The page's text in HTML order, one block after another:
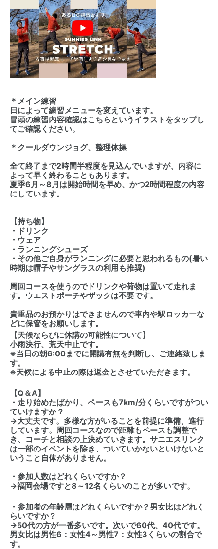
＊メイン練習
日によって練習メニューを変えています。
冒頭の練習内容確認はこちらというイラストをタップし
てご確認ください。
＊クールダウンジョグ、整理体操
全て終了まで2時間半程度を見込んでいますが、内容に
よって早く終わることもあります。
夏季6月～8月は開始時間を早め、かつ2時間程度の内容
にしています。
【持ち物】
・ドリンク
・ウェア
・ランニングシューズ
・その他ご自身がランニングに必要と思われるもの(暑い
時期は帽子やサングラスの利用も推奨)
周回コースを使うのでドリンクや荷物は置いて走れま
す。ウエストポーチやザックは不要です。
貴重品のお預かりはできませんので車内や駅ロッカーな
どに保管をお願いします。
【天候ならびに休講の可能性について】
小雨決行、荒天中止です。
※当日の朝6:00までに開講有無を判断し、ご連絡致しま
す。
※天候による中止の際は返金とさせていただきます。
【Q＆A】
・走り始めたばかり、ペースも7km/分くらいですがつい
ていけますか？
→大丈夫です。多様な方がいることを前提に準備、進行
しています。周回コースなので距離もペースも調整で
き、コーチと相談の上決めていきます。サニエスリンク
は一部のイベントを除き、ついていかないといけないと
いうこと自体がありません。
・参加人数はどれくらいですか？
→福岡会場ですと8～12名くらいのことが多いです。
・参加者の年齢層はどれくらいですか？男女比はどれく
らいですか？
→50代の方が一番多いです。次いで60代、40代です。
男女比は男性6：女性4～男性7：女性3くらいの割合で
す。